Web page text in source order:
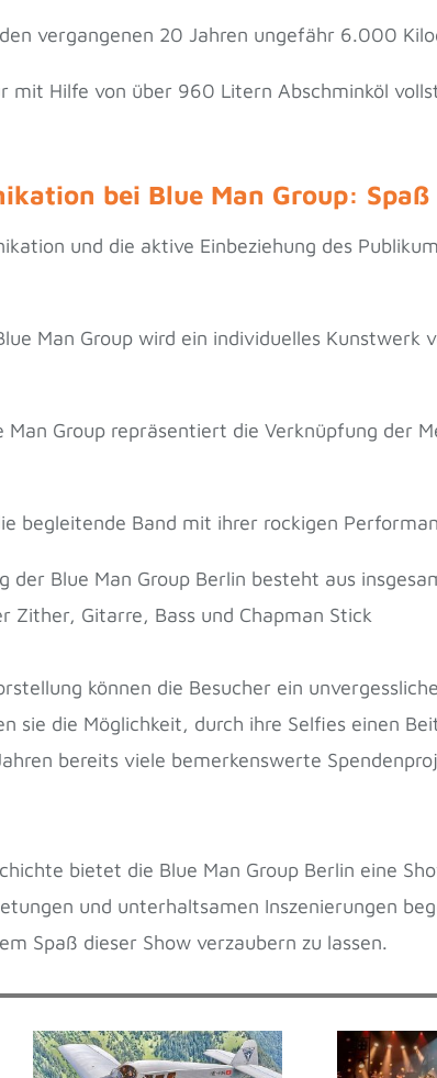
vergangenen 20 Jahren ungefähr 6.000
mit Hilfe von über 960 Litern Abschminköl
bei Blue Man Group:
und die aktive Einbeziehung des
Man Group wird ein individuelles Kunstwerk
Man Group repräsentiert die Verknüpfung der
begleitende Band mit ihrer rockigen
der Blue Man Group Berlin besteht aus
Zither, Gitarre, Bass und Chapman Stick
können die Besucher ein
sie die Möglichkeit, durch ihre Selfies einen
bereits viele bemerkenswerte
bietet die Blue Man Group Berlin eine
und unterhaltsamen Inszenierungen
Spaß dieser Show verzaubern zu lassen.